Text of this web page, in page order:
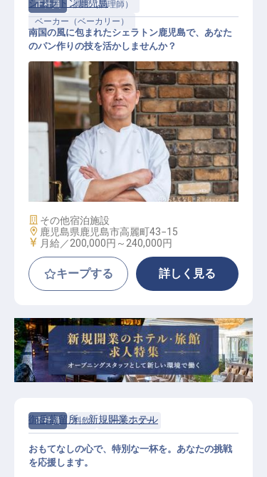
正社員
調理（調理師）
ベーカー（ベーカリー）
製パンスタッフ
シェラトン鹿児島
南国の風に包まれたシェラトン鹿児島で、あなた
のパン作りの技を活かしませんか？
施設業態
その他宿泊施設
勤務地
鹿児島県鹿児島市高麗町43−15
給与
月給／200,000円～ 240,000円
キープする 詳しく見る
正社員 料飲 バーテンダー
御岳蒸留所 新規開業ホテル
おもてなしの心で、特別な一杯を。あなたの挑戦
を応援します。